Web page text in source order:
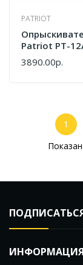
PATRIOT
Patriot PT-
755302530
3890.00р.
1
ИНФОРМАЦИЯ